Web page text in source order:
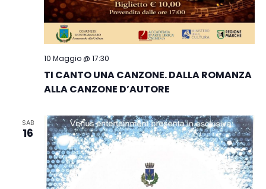
10 Maggio @ 17:30
TI CANTO UNA CANZONE. DALLA ROMANZA
ALLA CANZONE D’AUTORE
SAB
16